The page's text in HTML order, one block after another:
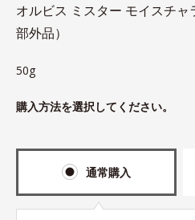
オルビス ミスター モイスチ
部外品）
50g
購入方法を選択してください。
通常購入